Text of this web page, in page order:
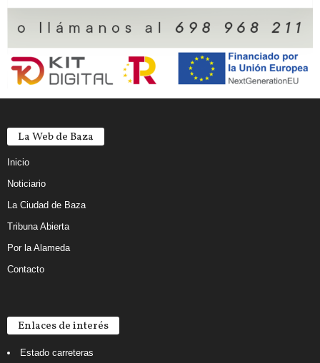
La Web de Baza
Inicio
Noticiario
La Ciudad de Baza
Tribuna Abierta
Por la Alameda
Contacto
Enlaces de interés
Estado carreteras